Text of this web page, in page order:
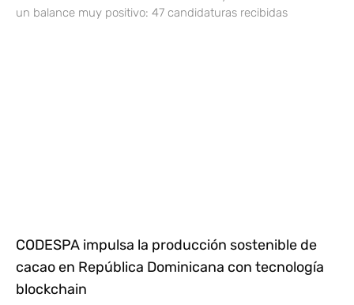
un balance muy positivo: 47 candidaturas recibidas
CODESPA impulsa la producción sostenible de
cacao en República Dominicana con tecnología
blockchain